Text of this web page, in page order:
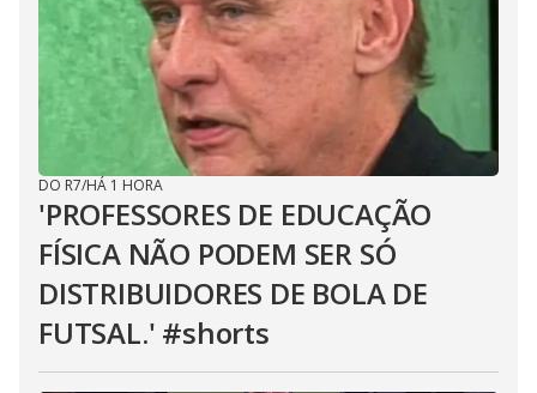
DO R7/HÁ 1 HORA
'PROFESSORES DE EDUCAÇÃO
FÍSICA NÃO PODEM SER SÓ
DISTRIBUIDORES DE BOLA DE
FUTSAL.' #shorts